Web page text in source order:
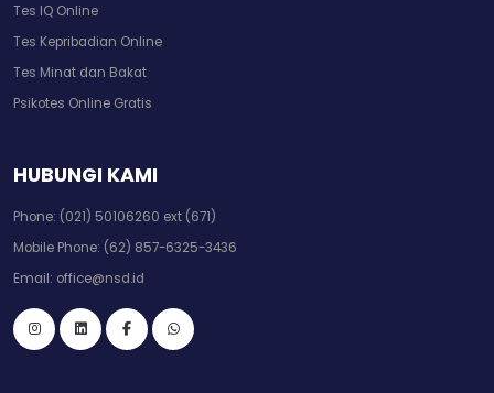
Tes IQ Online
Tes Kepribadian Online
Tes Minat dan Bakat
Psikotes Online Gratis
HUBUNGI KAMI
Phone: (021) 50106260 ext (671)
Mobile Phone: (62) 857-6325-3436
Email: office@nsd.id